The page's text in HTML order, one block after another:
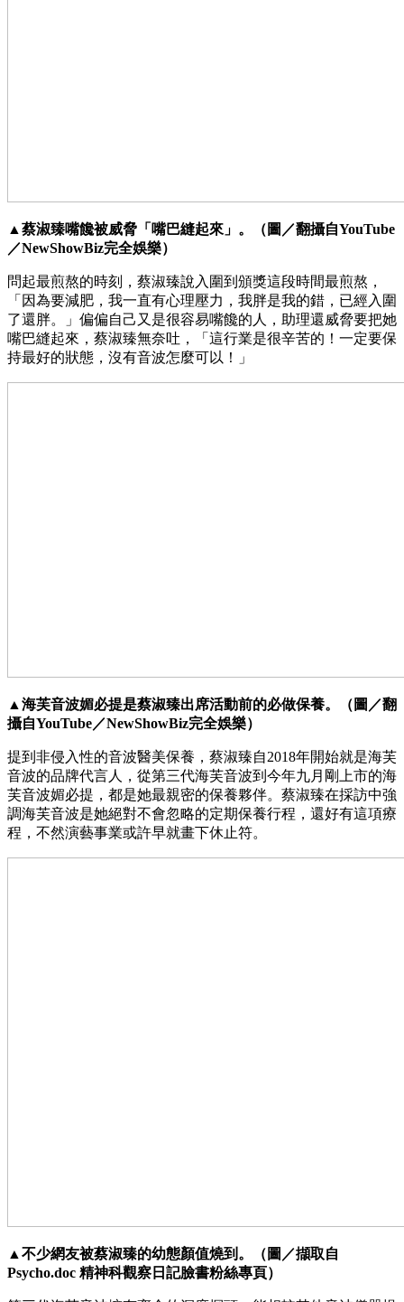
▲蔡淑臻嘴饞被威脅「嘴巴縫起來」。（圖／翻攝自YouTube
／NewShowBiz完全娛樂）
問起最煎熬的時刻，蔡淑臻說入圍到頒獎這段時間最煎熬，
「因為要減肥，我一直有心理壓力，我胖是我的錯，已經入圍
了還胖。」偏偏自己又是很容易嘴饞的人，助理還威脅要把她
嘴巴縫起來，蔡淑臻無奈吐，「這行業是很辛苦的！一定要保
持最好的狀態，沒有音波怎麼可以！」
▲海芙音波媚必提是蔡淑臻出席活動前的必做保養。（圖／翻
攝自YouTube／NewShowBiz完全娛樂）
提到非侵入性的音波醫美保養，蔡淑臻自2018年開始就是海芙
音波的品牌代言人，從第三代海芙音波到今年九月剛上市的海
芙音波媚必提，都是她最親密的保養夥伴。蔡淑臻在採訪中強
調海芙音波是她絕對不會忽略的定期保養行程，還好有這項療
程，不然演藝事業或許早就畫下休止符。
▲不少網友被蔡淑臻的幼態顏值燒到。（圖／擷取自
Psycho.doc 精神科觀察日記臉書粉絲專頁）